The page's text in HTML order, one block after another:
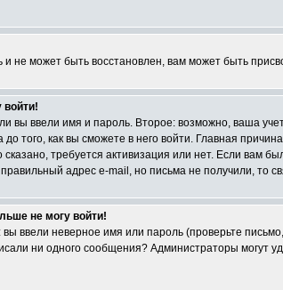
не может быть восстановлен, вам может быть
войти!
вы ввели имя и пароль. Второе: возможно, ваша
того, как вы сможете в него войти. Главная
требуется активизация или нет. Если вам
адрес e-mail, но письма не получили, то
не могу войти!
ввели неверное имя или пароль (проверьте
ни одного сообщения? Администраторы могут